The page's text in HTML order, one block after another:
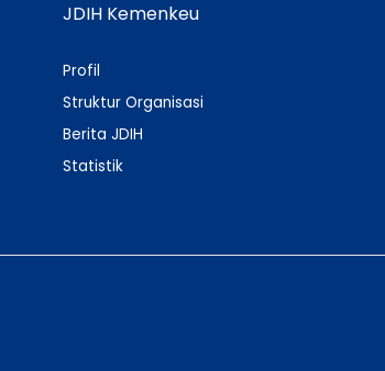
JDIH Kemenkeu
Profil
Struktur Organisasi
Berita JDIH
Statistik